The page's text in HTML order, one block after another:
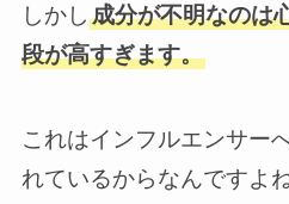
しかし 成分が不明なのは
段が高すぎます。
これはインフルエンサー
れているからなんですよね